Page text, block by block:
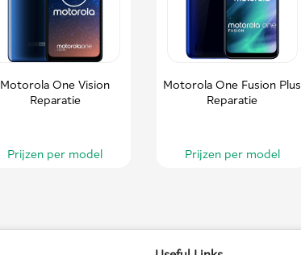
Motorola One Vision
Reparatie
Prijzen per model
Motorola One Fusion Plus
Reparatie
Prijzen per model